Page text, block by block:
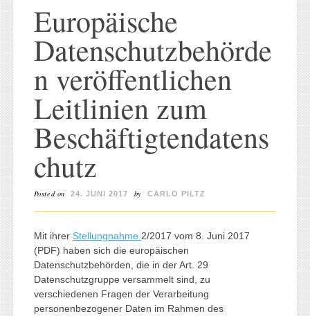
Europäische
Datenschutzbehörde
n veröffentlichen
Leitlinien zum
Beschäftigtendatens
chutz
Posted on 24. JUNI 2017 by CARLO PILTZ
Mit ihrer Stellungnahme 2/2017 vom 8. Juni 2017
(PDF) haben sich die europäischen
Datenschutzbehörden, die in der Art. 29
Datenschutzgruppe versammelt sind, zu
verschiedenen Fragen der Verarbeitung
personenbezogener Daten im Rahmen des